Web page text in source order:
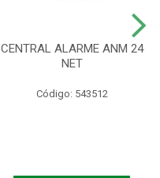
CENTRAL ALARME ANM 24
NET
Código: 543512